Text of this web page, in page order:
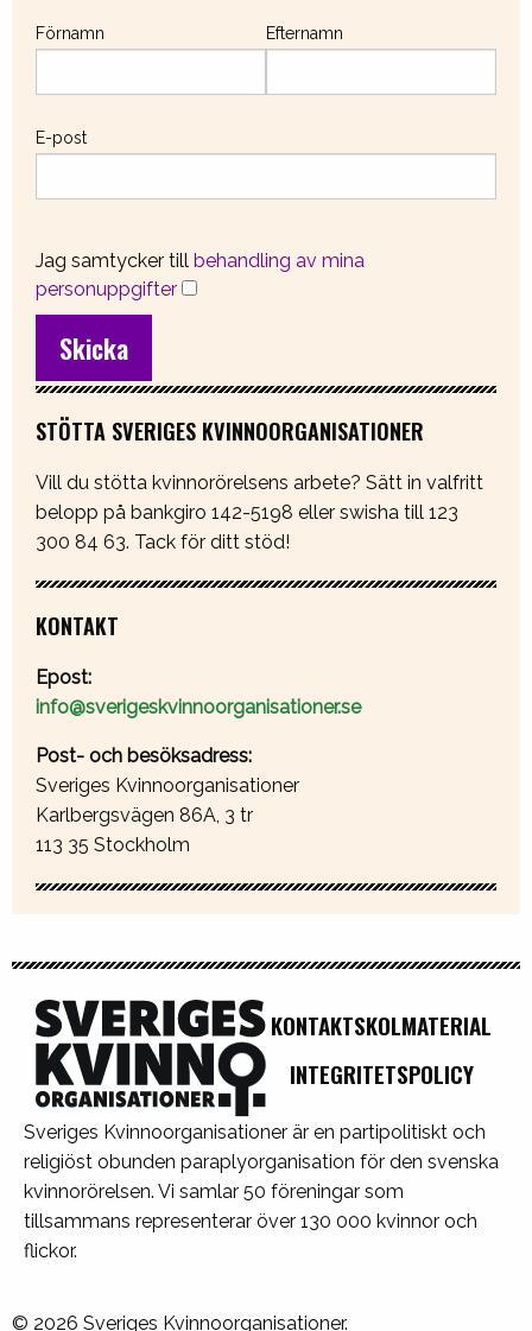
Förnamn Efternamn
E-post
Jag samtycker till behandling av mina
personuppgifter
STÖTTA SVERIGES KVINNOORGANISATIONER
Vill du stötta kvinnorörelsens arbete? Sätt in valfritt
belopp på bankgiro 142-5198 eller swisha till 123
300 84 63. Tack för ditt stöd!
KONTAKT
Epost:
info@sverigeskvinnoorganisationer.se
Post- och besöksadress:
Sveriges Kvinnoorganisationer
Karlbergsvägen 86A, 3 tr
113 35 Stockholm
Sveriges Kvinnoorganisationer är en partipolitiskt och
religiöst obunden paraplyorganisation för den svenska
kvinnorörelsen. Vi samlar 50 föreningar som
tillsammans representerar över 130 000 kvinnor och
flickor.
KONTAKTSKOLMATERIAL
INTEGRITETSPOLICY
© 2026 Sveriges Kvinnoorganisationer.